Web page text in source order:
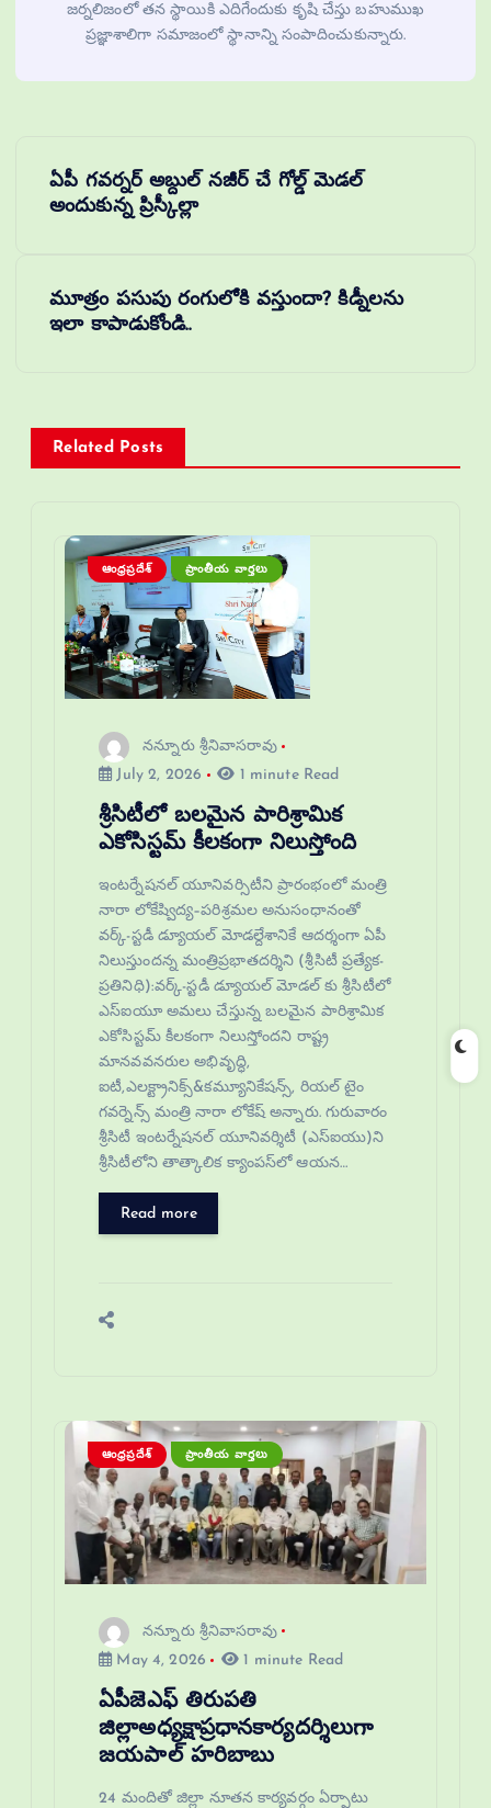
జర్నలిజంలో తన స్థాయికి ఎదిగేందుకు కృషి చేస్తు బహుముఖ
ప్రజ్ఞాశాలిగా సమాజంలో స్థానాన్ని సంపాదించుకున్నారు.
ఏపీ గవర్నర్ అబ్దుల్ నజీర్ చే గోల్డ్ మెడల్
అందుకున్న ప్రిస్కీల్లా
మూత్రం పసుపు రంగులోకి వస్తుందా? కిడ్నీలను
ఇలా కాపాడుకోండి..
Related Posts
ఆంధ్రప్రదేశ్ ప్రాంతీయ వార్తలు
నన్నూరు శ్రీనివాసరావు
July 2, 2026
1 minute Read
శ్రీసిటీలో బలమైన పారిశ్రామిక
ఎకోసిస్టమ్ కీలకంగా నిలుస్తోంది
ఇంటర్నేషనల్ యూనివర్సిటీని ప్రారంభంలో మంత్రి
నారా లోకేష్విద్య–పరిశ్రమల అనుసంధానంతో
వర్క్-స్టడీ డ్యూయల్ మోడల్దేశానికే ఆదర్శంగా ఏపీ
నిలుస్తుందన్న మంత్రిప్రభాతదర్శిని (శ్రీసిటీ ప్రత్యేక-
ప్రతినిధి):వర్క్-స్టడీ డ్యూయల్ మోడల్ కు శ్రీసిటీలో
ఎస్‌ఐయూ అమలు చేస్తున్న బలమైన పారిశ్రామిక
ఎకోసిస్టమ్ కీలకంగా నిలుస్తోందని రాష్ట్ర
మానవవనరుల అభివృద్ధి,
ఐటీ,ఎలక్ట్రానిక్స్&కమ్యూనికేషన్స్, రియల్ టైం
గవర్నెన్స్ మంత్రి నారా లోకేష్ అన్నారు. గురువారం
శ్రీసిటీ ఇంటర్నేషనల్ యూనివర్శిటీ (ఎస్ఐయు)ని
శ్రీసిటీలోని తాత్కాలిక క్యాంపస్‌లో ఆయన…
Read more
ఆంధ్రప్రదేశ్ ప్రాంతీయ వార్తలు
నన్నూరు శ్రీనివాసరావు
May 4, 2026
1 minute Read
ఏపీజెఎఫ్ తిరుపతి
జిల్లాఅధ్యక్షాప్రధానకార్యదర్శిలుగా
జయపాల్ హరిబాబు
24 మందితో జిల్లా నూతన కార్యవర్గం ఏర్పాటు